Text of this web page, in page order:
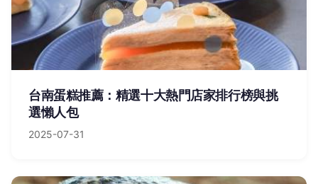
台南蛋糕推薦：精選十大熱門店家排行榜與挑
選懶人包
2025-07-31